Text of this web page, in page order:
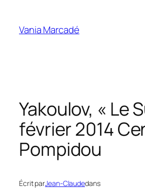
contenu
Vania Marcadé
Yakoulov, « Le
février 2014
Pompidou
Écrit parJean-Claudedans